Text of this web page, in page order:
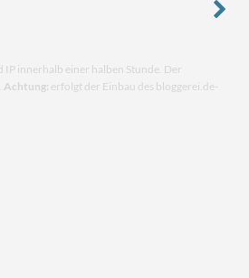
IP innerhalb einer halben Stunde. Der
Achtung: erfolgt der Einbau des bloggerei.de-